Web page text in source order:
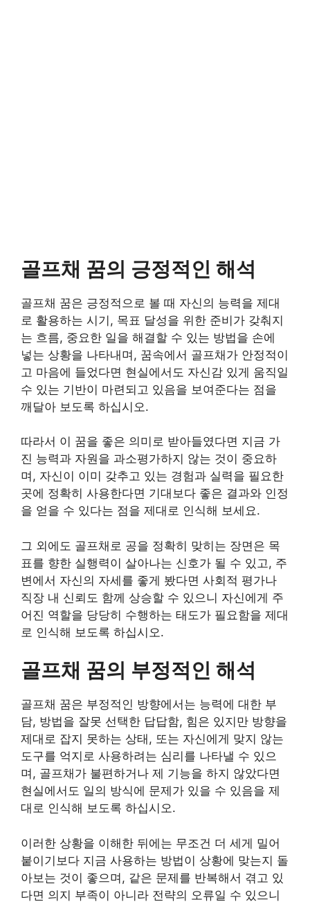
골프채 꿈의 긍정적인 해석
골프채 꿈은 긍정적으로 볼 때 자신의 능력을 제대
로 활용하는 시기, 목표 달성을 위한 준비가 갖춰지
는 흐름, 중요한 일을 해결할 수 있는 방법을 손에
넣는 상황을 나타내며, 꿈속에서 골프채가 안정적이
고 마음에 들었다면 현실에서도 자신감 있게 움직일
수 있는 기반이 마련되고 있음을 보여준다는 점을
깨달아 보도록 하십시오.
따라서 이 꿈을 좋은 의미로 받아들였다면 지금 가
진 능력과 자원을 과소평가하지 않는 것이 중요하
며, 자신이 이미 갖추고 있는 경험과 실력을 필요한
곳에 정확히 사용한다면 기대보다 좋은 결과와 인정
을 얻을 수 있다는 점을 제대로 인식해 보세요.
그 외에도 골프채로 공을 정확히 맞히는 장면은 목
표를 향한 실행력이 살아나는 신호가 될 수 있고, 주
변에서 자신의 자세를 좋게 봤다면 사회적 평가나
직장 내 신뢰도 함께 상승할 수 있으니 자신에게 주
어진 역할을 당당히 수행하는 태도가 필요함을 제대
로 인식해 보도록 하십시오.
골프채 꿈의 부정적인 해석
골프채 꿈은 부정적인 방향에서는 능력에 대한 부
담, 방법을 잘못 선택한 답답함, 힘은 있지만 방향을
제대로 잡지 못하는 상태, 또는 자신에게 맞지 않는
도구를 억지로 사용하려는 심리를 나타낼 수 있으
며, 골프채가 불편하거나 제 기능을 하지 않았다면
현실에서도 일의 방식에 문제가 있을 수 있음을 제
대로 인식해 보도록 하십시오.
이러한 상황을 이해한 뒤에는 무조건 더 세게 밀어
붙이기보다 지금 사용하는 방법이 상황에 맞는지 돌
아보는 것이 좋으며, 같은 문제를 반복해서 겪고 있
다면 의지 부족이 아니라 전략의 오류일 수 있으니